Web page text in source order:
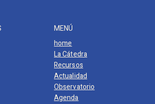
MENÚ
home
La Cátedra
Recursos
Actualidad
Observatorio
Agenda